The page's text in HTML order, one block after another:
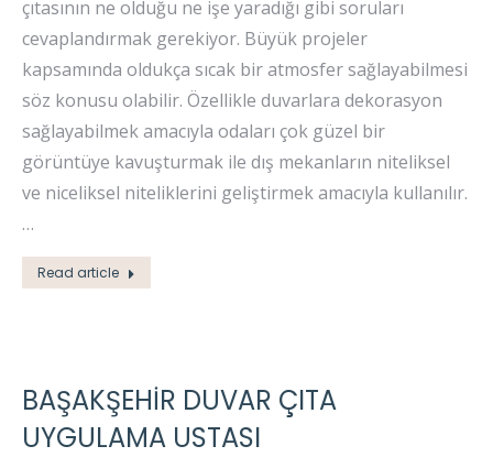
çıtasının ne olduğu ne işe yaradığı gibi soruları
cevaplandırmak gerekiyor. Büyük projeler
kapsamında oldukça sıcak bir atmosfer sağlayabilmesi
söz konusu olabilir. Özellikle duvarlara dekorasyon
sağlayabilmek amacıyla odaları çok güzel bir
görüntüye kavuşturmak ile dış mekanların niteliksel
ve niceliksel niteliklerini geliştirmek amacıyla kullanılır.
…
Read article
BAŞAKŞEHIR DUVAR ÇITA
UYGULAMA USTASI